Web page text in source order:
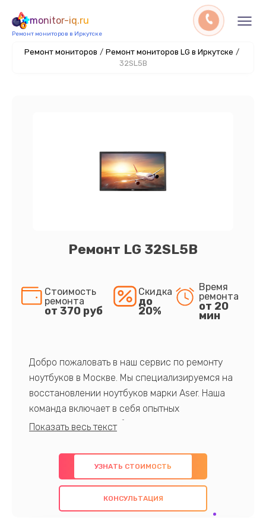
monitor-iq.ru
Ремонт мониторов в Иркутске
Ремонт мониторов / Ремонт мониторов LG в Иркутске /
32SL5B
Ремонт LG 32SL5B
Стоимость
ремонта
от 370 руб
Скидка
до
20%
Время
ремонта
от 20
мин
Добро пожаловать в наш сервис по ремонту
ноутбуков в Москве. Мы специализируемся на
восстановлении ноутбуков марки Aser. Наша
команда включает в себя опытных
профессионалов с обширными знаниями и
предлагаем быстрый и качественный ремонт с
использованием оригинальных компонентов, а
также гарантируем качество всех
проведенных работ. Наша цель - предоставить
УЗНАТЬ СТОИМОСТЬ
КОНСУЛЬТАЦИЯ